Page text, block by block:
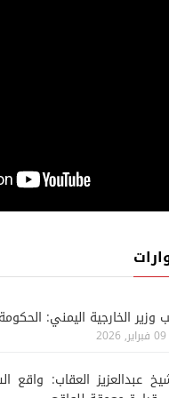
وزير الخارجية اليمني:
09 فبراير, 2026
عبدالعزيز العقاب: واقع